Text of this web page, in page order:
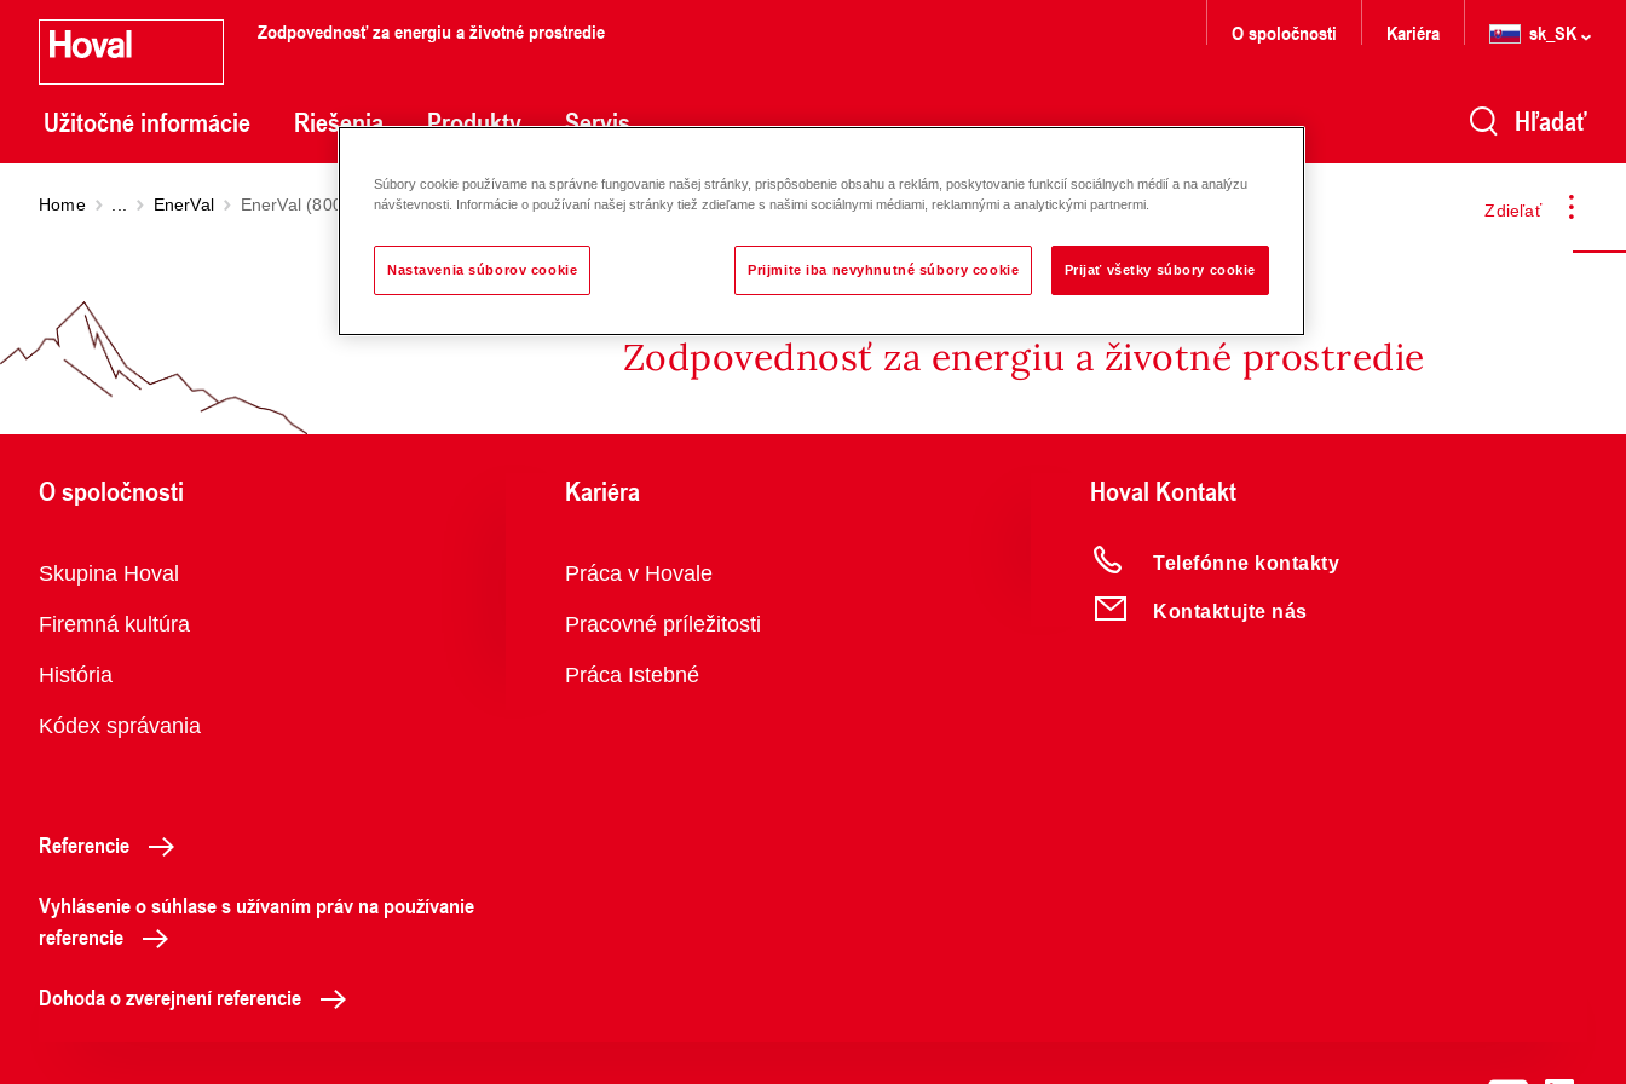
Zodpovednosť za energiu a životné prostredie
Užitočné informácie Riešenia Produkty Servis
O spoločnosti Kariéra sk_SK
Hľadať
Zdieľať
Home EnerVal EnerVal (800-2000)
Zodpovednosť za energiu a životné prostredie
O spoločnosti
Prehľad
Skupina Hoval
Firemná kultúra
História
Kódex správania
Kariéra
Prehľad
Práca v Hovale
Pracovné príležitosti
Práca Istebné
Hoval Kontakt
Telefónne kontakty
Kontaktujte nás
Referencie
Vyhlásenie o súhlase s užívaním práv na používanie
referencie
Dohoda o zverejnení referencie
Súbory cookie používame na správne fungovanie našej stránky, prispôsobenie obsahu a reklám, poskytovanie funkcií sociálnych médií a na analýzu
návštevnosti. Informácie o používaní našej stránky tiež zdieľame s našimi sociálnymi médiami, reklamnými a analytickými partnermi.
Nastavenia súborov cookie Prijmite iba nevyhnutné súbory cookie Prijať všetky súbory cookie